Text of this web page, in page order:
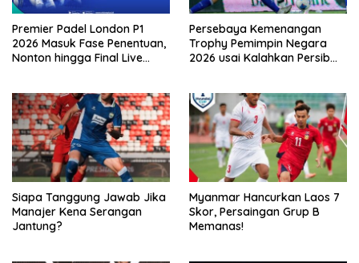
Premier Padel London P1
2026 Masuk Fase Penentuan,
Nonton hingga Final Live
Persebaya Kemenangan
Trophy Pemimpin Negara
2026 usai Kalahkan Persib
Siapa Tanggung Jawab Jika
Manajer Kena Serangan
Jantung?
Myanmar Hancurkan Laos 7
Skor, Persaingan Grup B
Memanas!